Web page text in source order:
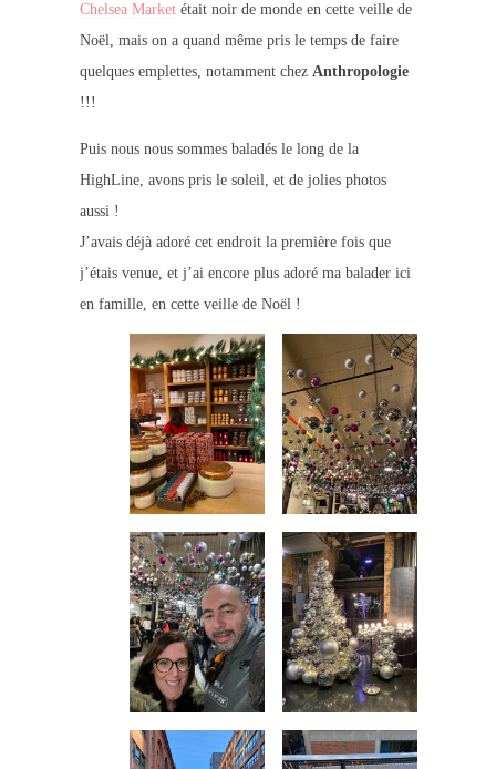
Chelsea Marketétait noir de monde en cette veille de
Noël, mais on a quand même pris le temps de faire
quelques emplettes, notamment chez Anthropologie
!!!
Puis nous nous sommes baladés le long de la
HighLine, avons pris le soleil, et de jolies photos
aussi !
J’avais déjà adoré cet endroit la première fois que
j’étais venue, et j’ai encore plus adoré ma balader ici
en famille, en cette veille de Noël !